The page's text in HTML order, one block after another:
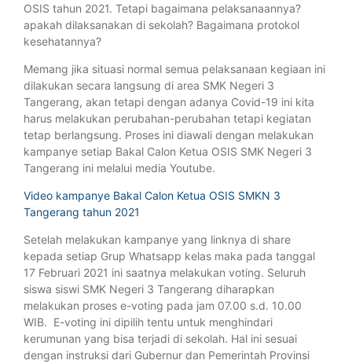
OSIS tahun 2021. Tetapi bagaimana pelaksanaannya?
apakah dilaksanakan di sekolah? Bagaimana protokol
kesehatannya?
Memang jika situasi normal semua pelaksanaan kegiaan ini
dilakukan secara langsung di area SMK Negeri 3
Tangerang, akan tetapi dengan adanya Covid-19 ini kita
harus melakukan perubahan-perubahan tetapi kegiatan
tetap berlangsung. Proses ini diawali dengan melakukan
kampanye setiap Bakal Calon Ketua OSIS SMK Negeri 3
Tangerang ini melalui media Youtube.
Video kampanye Bakal Calon Ketua OSIS SMKN 3
Tangerang tahun 2021
Setelah melakukan kampanye yang linknya di share
kepada setiap Grup Whatsapp kelas maka pada tanggal
17 Februari 2021 ini saatnya melakukan voting. Seluruh
siswa siswi SMK Negeri 3 Tangerang diharapkan
melakukan proses e-voting pada jam 07.00 s.d. 10.00
WIB. E-voting ini dipilih tentu untuk menghindari
kerumunan yang bisa terjadi di sekolah. Hal ini sesuai
dengan instruksi dari Gubernur dan Pemerintah Provinsi